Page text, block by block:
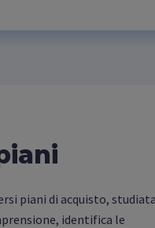
piani di acquisto,
identifica le